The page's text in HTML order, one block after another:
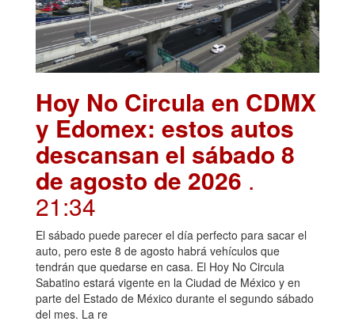
Hoy No Circula en CDMX
y Edomex: estos autos
descansan el sábado 8
de agosto de 2026 .
21:34
El sábado puede parecer el día perfecto para sacar el
auto, pero este 8 de agosto habrá vehículos que
tendrán que quedarse en casa. El Hoy No Circula
Sabatino estará vigente en la Ciudad de México y en
parte del Estado de México durante el segundo sábado
del mes. La re